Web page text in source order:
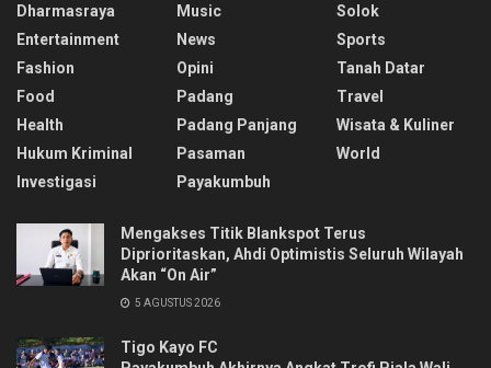
Dharmasraya
Entertainment
Fashion
Food
Health
Hukum Kriminal
Investigasi
Music
News
Opini
Padang
Padang Panjang
Pasaman
Payakumbuh
Solok
Sports
Tanah Datar
Travel
Wisata & Kuliner
World
Mengakses Titik Blankspot Terus
Diprioritaskan, Ahdi Optimistis Seluruh Wilayah
Akan “On Air”
5 AGUSTUS 2026
Tigo Kayo FC